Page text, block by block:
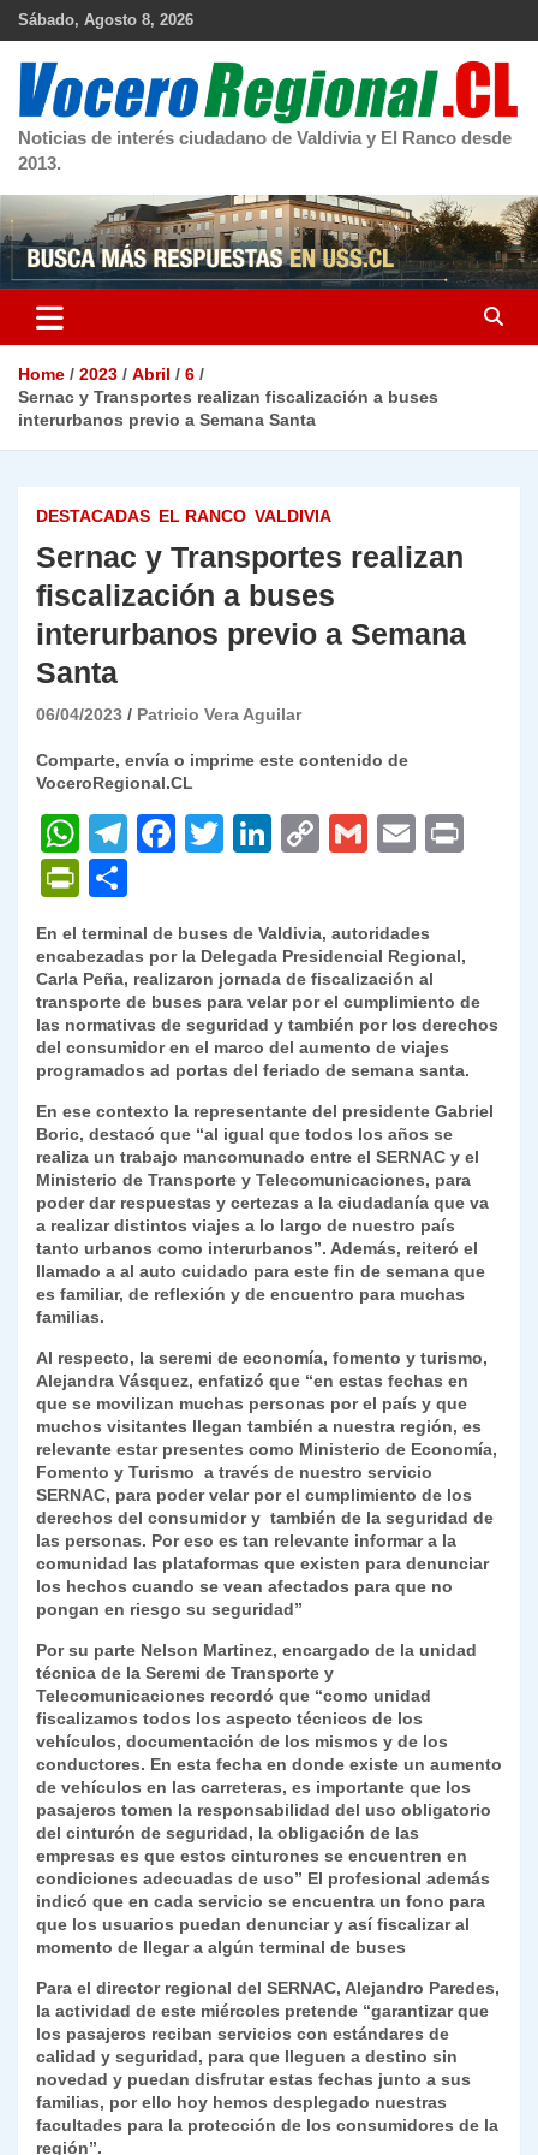
Skip
Sábado, Agosto 8, 2026
Noticias de interés ciudadano de Valdivia y El Ranco desde
2013.
Home 2023 Abril
6
Sernac y Transportes realizan fiscalización a buses
interurbanos previo a Semana Santa
DESTACADAS EL RANCO VALDIVIA
Sernac y Transportes realizan
fiscalización a buses
interurbanos previo a Semana
Santa
06/04/2023 Patricio Vera Aguilar
Comparte, envía o imprime este contenido de
VoceroRegional.CL
W
h
at
s
A
p
p
T
gr
a
m
F
e
b
o
o
k
T
er
Li
e
dI
n
C
y
Li
n
k
G
l
E
l
P
ri
nt
Fr
ie
n
dl
y
o
m
p
ar
tir
En el terminal de buses de Valdivia, autoridades
encabezadas por la Delegada Presidencial Regional,
Carla Peña, realizaron jornada de fiscalización al
transporte de buses para velar por el cumplimiento de
las normativas de seguridad y también por los derechos
del consumidor en el marco del aumento de viajes
programados ad portas del feriado de semana santa.
En ese contexto la representante del presidente Gabriel
Boric, destacó que “al igual que todos los años se
realiza un trabajo mancomunado entre el SERNAC y el
Ministerio de Transporte y Telecomunicaciones, para
poder dar respuestas y certezas a la ciudadanía que va
a realizar distintos viajes a lo largo de nuestro país
tanto urbanos como interurbanos”. Además, reiteró el
llamado a al auto cuidado para este fin de semana que
es familiar, de reflexión y de encuentro para muchas
familias.
Al respecto, la seremi de economía, fomento y turismo,
Alejandra Vásquez, enfatizó que “en estas fechas en
que se movilizan muchas personas por el país y que
muchos visitantes llegan también a nuestra región, es
relevante estar presentes como Ministerio de Economía,
Fomento y Turismo a través de nuestro servicio
SERNAC, para poder velar por el cumplimiento de los
derechos del consumidor y también de la seguridad de
las personas. Por eso es tan relevante informar a la
comunidad las plataformas que existen para denunciar
los hechos cuando se vean afectados para que no
pongan en riesgo su seguridad”
Por su parte Nelson Martinez, encargado de la unidad
técnica de la Seremi de Transporte y
Telecomunicaciones recordó que “como unidad
fiscalizamos todos los aspecto técnicos de los
vehículos, documentación de los mismos y de los
conductores. En esta fecha en donde existe un aumento
de vehículos en las carreteras, es importante que los
pasajeros tomen la responsabilidad del uso obligatorio
del cinturón de seguridad, la obligación de las
empresas es que estos cinturones se encuentren en
condiciones adecuadas de uso” El profesional además
indicó que en cada servicio se encuentra un fono para
que los usuarios puedan denunciar y así fiscalizar al
momento de llegar a algún terminal de buses
Para el director regional del SERNAC, Alejandro Paredes,
la actividad de este miércoles pretende “garantizar que
los pasajeros reciban servicios con estándares de
calidad y seguridad, para que lleguen a destino sin
novedad y puedan disfrutar estas fechas junto a sus
familias, por ello hoy hemos desplegado nuestras
facultades para la protección de los consumidores de la
región”.